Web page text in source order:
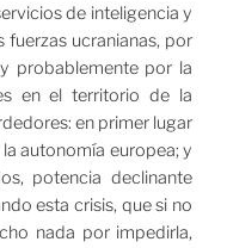
de inteligencia y
fuerzas ucranianas, por
probablemente por la
en el territorio de la
en primer lugar
autonomía europea; y
potencia declinante
esta crisis, que si no
nada por impedirla,